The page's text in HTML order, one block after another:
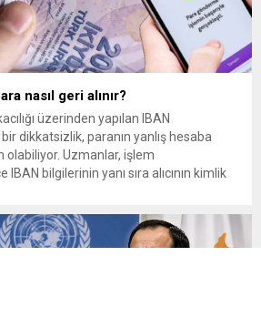
nasıl geri alınır?
üzerinden yapılan IBAN
dikkatsizlik, paranın yanlış hesaba
Uzmanlar, işlem
bilgilerinin yanı sıra alıcının kimlik
yanlış yazılması veya alıcı